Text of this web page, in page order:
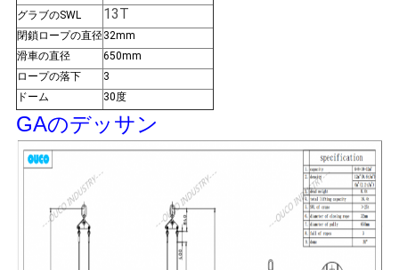
イ
バ
シ
ー
ポ
グラブのSWL
13T
閉鎖ロープの直径32mm
滑車の直径
650mm
ロープの落下
3
ドーム
30度
GAのデッサン